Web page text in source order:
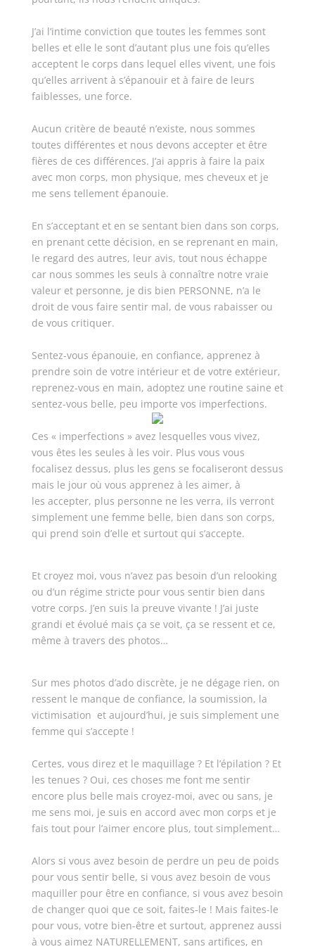
J’ai l’intime conviction que toutes les femmes sont
belles et elle le sont d’autant plus une fois qu’elles
acceptent le corps dans lequel elles vivent, une fois
qu’elles arrivent à s’épanouir et à faire de leurs
faiblesses, une force.
Aucun critère de beauté n’existe, nous sommes
toutes différentes et nous devons accepter et être
fières de ces différences. J‘ai appris à faire la paix
avec mon corps, mon physique, mes cheveux et je
me sens tellement épanouie.
En s’acceptant et en se sentant bien dans son corps,
en prenant cette décision, en se reprenant en main,
le regard des autres, leur avis, tout nous échappe
car nous sommes les seuls à connaître notre vraie
valeur et personne, je dis bien PERSONNE, n’a le
droit de vous faire sentir mal, de vous rabaisser ou
de vous critiquer.
Sentez-vous épanouie, en confiance, apprenez à
prendre soin de votre intérieur et de votre extérieur,
reprenez-vous en main, adoptez une routine saine et
sentez-vous belle, peu importe vos imperfections.
Ces « imperfections » avez lesquelles vous vivez,
vous êtes les seules à les voir. Plus vous vous
focalisez dessus, plus les gens se focaliseront dessus
mais le jour où vous apprenez à les aimer, à
les accepter, plus personne ne les verra, ils verront
simplement une femme belle, bien dans son corps,
qui prend soin d’elle et surtout qui s’accepte.
Et croyez moi, vous n’avez pas besoin d’un relooking
ou d’un régime stricte pour vous sentir bien dans
votre corps. J’en suis la preuve vivante ! J’ai juste
grandi et évolué mais ça se voit, ça se ressent et ce,
même à travers des photos…
Sur mes photos d’ado discrète, je ne dégage rien, on
ressent le manque de confiance, la soumission, la
victimisation et aujourd’hui, je suis simplement une
femme qui s’accepte !
Certes, vous direz et le maquillage ? Et l’épilation ? Et
les tenues ? Oui, ces choses me font me sentir
encore plus belle mais croyez-moi, avec ou sans, je
me sens moi, je suis en accord avec mon corps et je
fais tout pour l’aimer encore plus, tout simplement…
Alors si vous avez besoin de perdre un peu de poids
pour vous sentir belle, si vous avez besoin de vous
maquiller pour être en confiance, si vous avez besoin
de changer quoi que ce soit, faites-le ! Mais faites-le
pour vous, votre bien-être et surtout, apprenez aussi
à vous aimez NATURELLEMENT, sans artifices, en